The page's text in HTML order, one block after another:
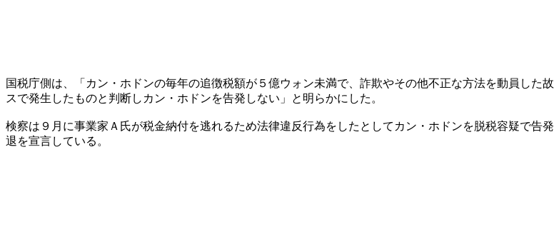
国税庁側は、「カン・ホドンの毎年の追徴税額が５億ウォン未満で、詐欺やその他不正な方法を動員した
スで発生したものと判断しカン・ホドンを告発しない」と明らかにした。
検察は９月に事業家Ａ氏が税金納付を逃れるため法律違反行為をしたとしてカン・ホドンを脱税容疑で告
退を宣言している。